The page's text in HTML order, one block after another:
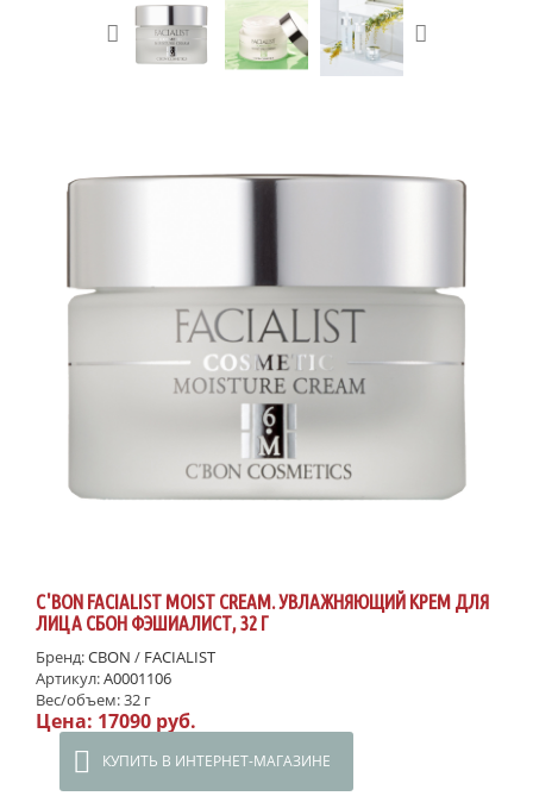
C'BON FACIALIST MOIST CREAM. УВЛАЖНЯЮЩИЙ КРЕМ ДЛЯ
ЛИЦА СБОН ФЭШИАЛИСТ, 32 Г
Бренд:CBON / FACIALIST
Артикул:A0001106
Вес/объем:32 г
Цена: 17090 руб.
КУПИТЬ В ИНТЕРНЕТ-МАГАЗИНЕ